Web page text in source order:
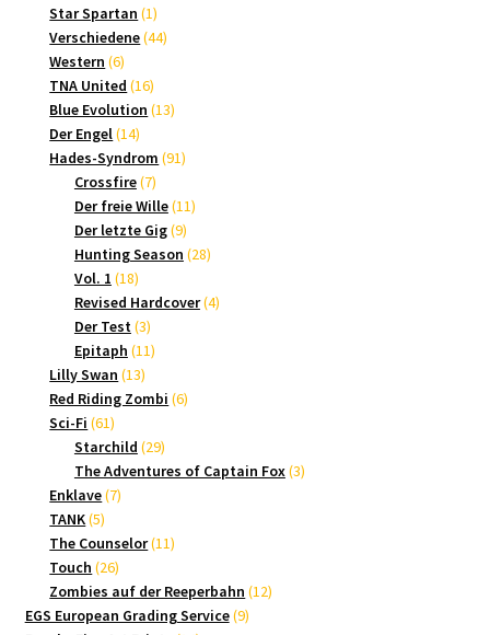
Star Spartan 11
Produkt
Verschiedene 4444
Western 66
Produkte
TNA United 1616
Produkte
Blue Evolution 1313
Der Engel 1414
Produkte
Hades-Syndrom 9191
Crossfire 77
Produkte
Der freie Wille 1111
Der letzte Gig 99
Produkte
Hunting Season 2828
Vol. 1 1818
Produkte
Revised Hardcover 44
Der Test 33
Produkte
Epitaph 1111
Lilly Swan 1313
Produkte
Red Riding Zombi 66
Sci-Fi 6161
Produkte
Starchild 2929
Produkte
The Adventures of Captain Fox 33
Enklave 77
TANK 55
Produkte
The Counselor 1111
Touch 2626
Produkte
Zombies auf der Reeperbahn 1212
EGS European Grading Service 99